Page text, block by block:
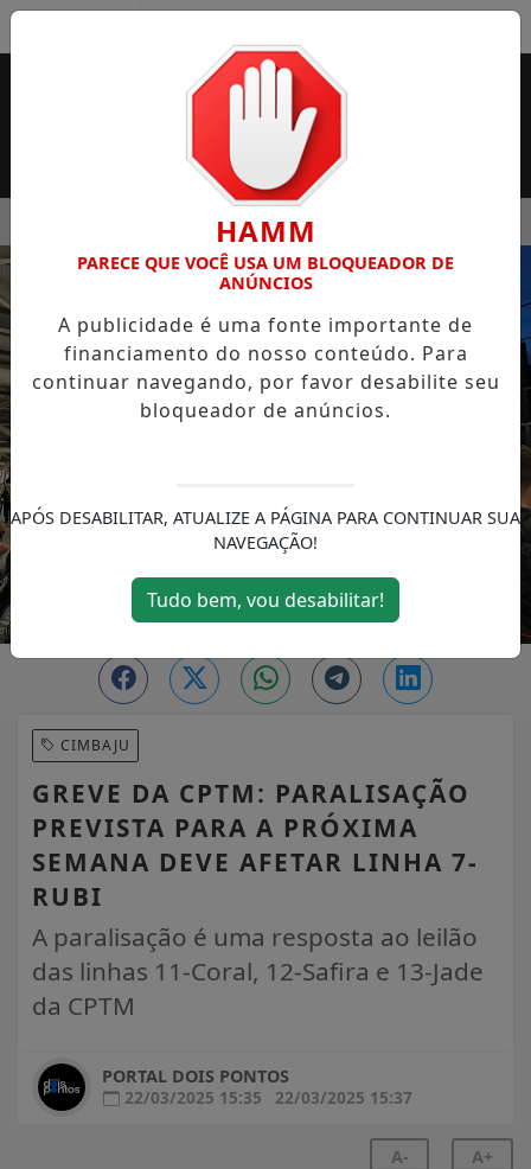
ROSSI SERÁ BREVEMENTE INAUGURADA
EM ALTA
CIMBAJU
GREVE DA CPTM: PARALISAÇÃO
PREVISTA PARA A PRÓXIMA
SEMANA DEVE AFETAR LINHA 7-
RUBI
A paralisação é uma resposta ao leilão
das linhas 11-Coral, 12-Safira e 13-Jade
da CPTM
PORTAL DOIS PONTOS
22/03/2025 15:35
22/03/2025 15:37
A- A+
HAMM
PARECE QUE VOCÊ USA UM BLOQUEADOR DE
ANÚNCIOS
A publicidade é uma fonte importante de
financiamento do nosso conteúdo. Para
continuar navegando, por favor desabilite seu
bloqueador de anúncios.
APÓS DESABILITAR, ATUALIZE A PÁGINA PARA CONTINUAR SUA
NAVEGAÇÃO!
Tudo bem, vou desabilitar!